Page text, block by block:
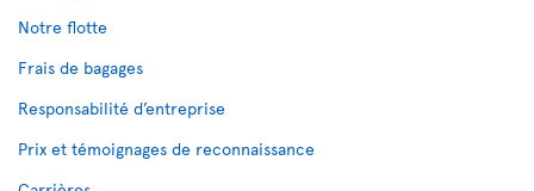
Notre flotte
Frais de bagages
Responsabilité d’entreprise
Prix et témoignages de reconnaissance